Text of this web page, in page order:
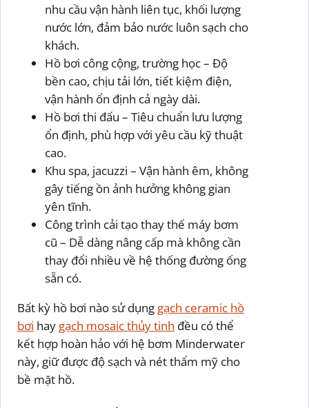
nhu cầu vận hành liên tục, khối lượng
nước lớn, đảm bảo nước luôn sạch cho
khách.
Hồ bơi công cộng, trường học – Độ
bền cao, chịu tải lớn, tiết kiệm điện,
vận hành ổn định cả ngày dài.
Hồ bơi thi đấu – Tiêu chuẩn lưu lượng
ổn định, phù hợp với yêu cầu kỹ thuật
cao.
Khu spa, jacuzzi – Vận hành êm, không
gây tiếng ồn ảnh hưởng không gian
yên tĩnh.
Công trình cải tạo thay thế máy bơm
cũ – Dễ dàng nâng cấp mà không cần
thay đổi nhiều về hệ thống đường ống
sẵn có.
Bất kỳ hồ bơi nào sử dụng gạch ceramic hồ
bơi hay gạch mosaic thủy tinh đều có thể
kết hợp hoàn hảo với hệ bơm Minderwater
này, giữ được độ sạch và nét thẩm mỹ cho
bề mặt hồ.